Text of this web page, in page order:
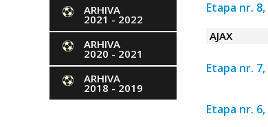
ARHIVA
2021 - 2022
ARHIVA
2020 - 2021
ARHIVA
2018 - 2019
Etapa nr. 8,
AJAX
Etapa nr. 7,
Etapa nr. 6,